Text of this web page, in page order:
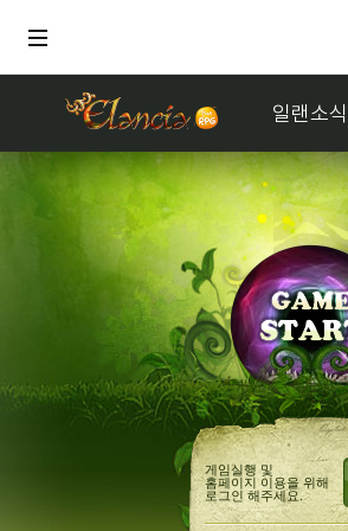
일랜소식
게임실행 및
홈페이지 이용을 위해
로그인 해주세요.